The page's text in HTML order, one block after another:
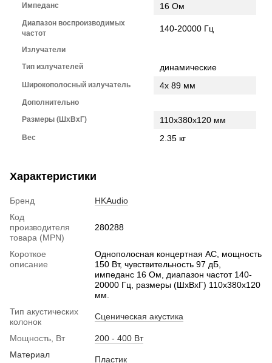
Импеданс 16 Ом
Диапазон воспроизводимых
частот
140-20000 Гц
Излучатели
Тип излучателей
динамические
Широкополосный излучатель 4x 89 мм
Дополнительно
Размеры (ШхВхГ)
110x380x120 мм
Вес 2.35 кг
Характеристики
Бренд
HKAudio
Код
производителя
товара (MPN)
280288
Короткое
описание
Однополосная концертная АС, мощность
150 Вт, чувствительность 97 дБ,
импеданс 16 Ом, диапазон частот 140-
20000 Гц, размеры (ШхВхГ) 110x380x120
мм.
Тип акустических
колонок
Сценическая акустика
Мощность, Вт
200 - 400 Вт
Материал
Пластик